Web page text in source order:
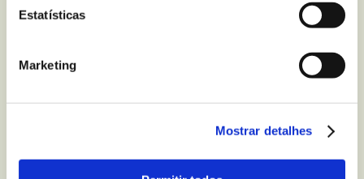
Estatísticas
Marketing
Mostrar detalhes
5 truques para melhorar